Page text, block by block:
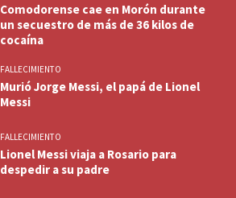
Comodorense cae en Morón durante
un secuestro de más de 36 kilos de
cocaína
FALLECIMIENTO
Murió Jorge Messi, el papá de Lionel
Messi
FALLECIMIENTO
Lionel Messi viaja a Rosario para
despedir a su padre